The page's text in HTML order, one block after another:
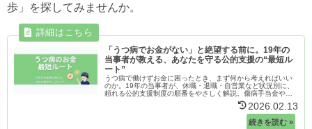
歩」を探してみませんか。
「うつ病でお金がない」と絶望する前に。19年の
当事者が教える、あなたを守る公的支援の“最短ル
ート”
うつ病で働けずお金に困ったとき、まず何から考えればいい
のか。19年の当事者が、休職・退職・自営業など状況別に、
頼れる公的支援制度の順番をやさしく解説。傷病手当金や障
2026.02.13